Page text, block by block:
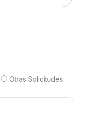
Otras Solicitudes